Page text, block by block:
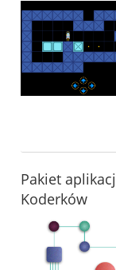
Pakiet
Koderków